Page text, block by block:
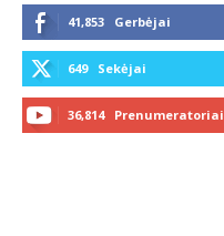
41,853 Gerbėjai
649 Sekėjai
36,814 Prenumeratoriai